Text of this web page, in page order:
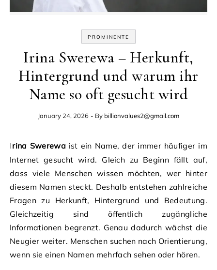
PROMINENTE
Irina Swerewa – Herkunft,
Hintergrund und warum ihr
Name so oft gesucht wird
January 24, 2026 - By billionvalues2@gmail.com
Irina Swerewaist ein Name, der immer häufiger im
Internet gesucht wird. Gleich zu Beginn fällt auf,
dass viele Menschen wissen möchten, wer hinter
diesem Namen steckt. Deshalb entstehen zahlreiche
Fragen zu Herkunft, Hintergrund und Bedeutung.
Gleichzeitig sind öffentlich zugängliche
Informationen begrenzt. Genau dadurch wächst die
Neugier weiter. Menschen suchen nach Orientierung,
wenn sie einen Namen mehrfach sehen oder hören.